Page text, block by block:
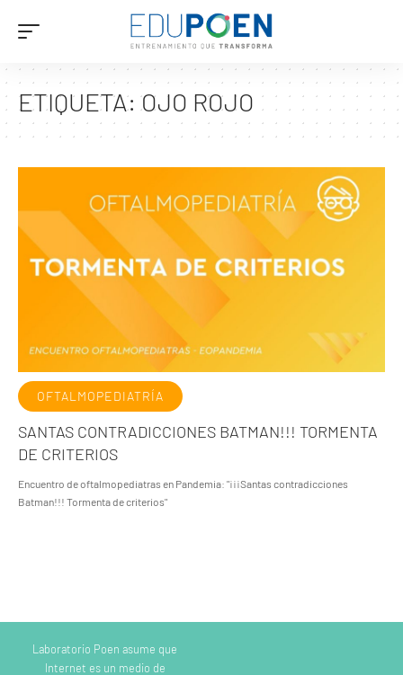
ETIQUETA:OJO ROJO
OFTALMOPEDIATRÍA
SANTAS CONTRADICCIONES BATMAN!!! TORMENTA
DE CRITERIOS
Encuentro de oftalmopediatras en Pandemia: "¡¡¡Santas contradicciones
Batman!!! Tormenta de criterios"
Laboratorio Poen asume que
Internet es un medio de